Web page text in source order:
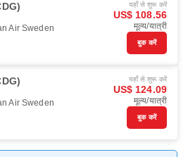
Air Sweden
यहाँ से शुरू करें
US$ 108.56
मूल्य/यात्री
बुक करें
Air Sweden
यहाँ से शुरू करें
US$ 124.09
मूल्य/यात्री
बुक करें